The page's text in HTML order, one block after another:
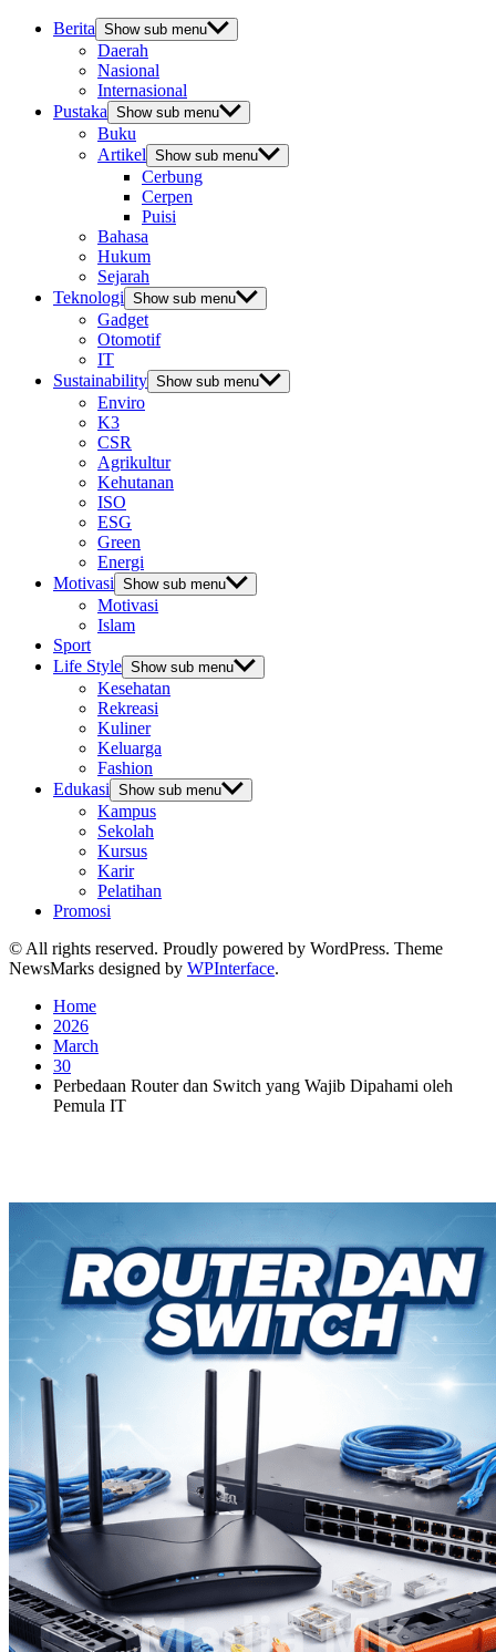
Berita Show sub menu
Daerah
Nasional
Internasional
Pustaka Show sub menu
Buku
Artikel Show sub menu
Cerbung
Cerpen
Puisi
Bahasa
Hukum
Sejarah
Teknologi Show sub menu
Gadget
Otomotif
IT
Sustainability Show sub menu
Enviro
K3
CSR
Agrikultur
Kehutanan
ISO
ESG
Green
Energi
Motivasi Show sub menu
Motivasi
Islam
Sport
Life Style Show sub menu
Kesehatan
Rekreasi
Kuliner
Keluarga
Fashion
Edukasi Show sub menu
Kampus
Sekolah
Kursus
Karir
Pelatihan
Promosi
© All rights reserved. Proudly powered by WordPress. Theme
NewsMarks designed by WPInterface.
Home
2026
March
30
Perbedaan Router dan Switch yang Wajib Dipahami oleh
Pemula IT